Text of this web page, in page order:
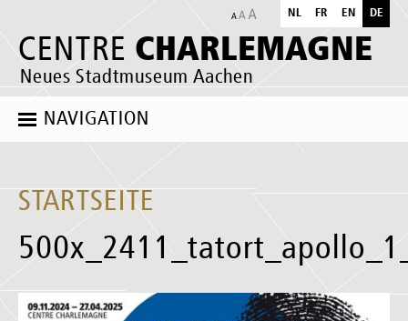
CENTRE CHARLEMAGNE
Neues Stadtmuseum Aachen
NL FR EN DE
NAVIGATION
STARTSEITE